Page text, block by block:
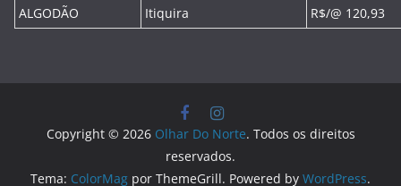
ALGODÃO
Itiquira R$/@ 120,93
Copyright © 2026 Olhar Do Norte. Todos os direitos
reservados.
Tema: ColorMag por ThemeGrill. Powered by WordPress.